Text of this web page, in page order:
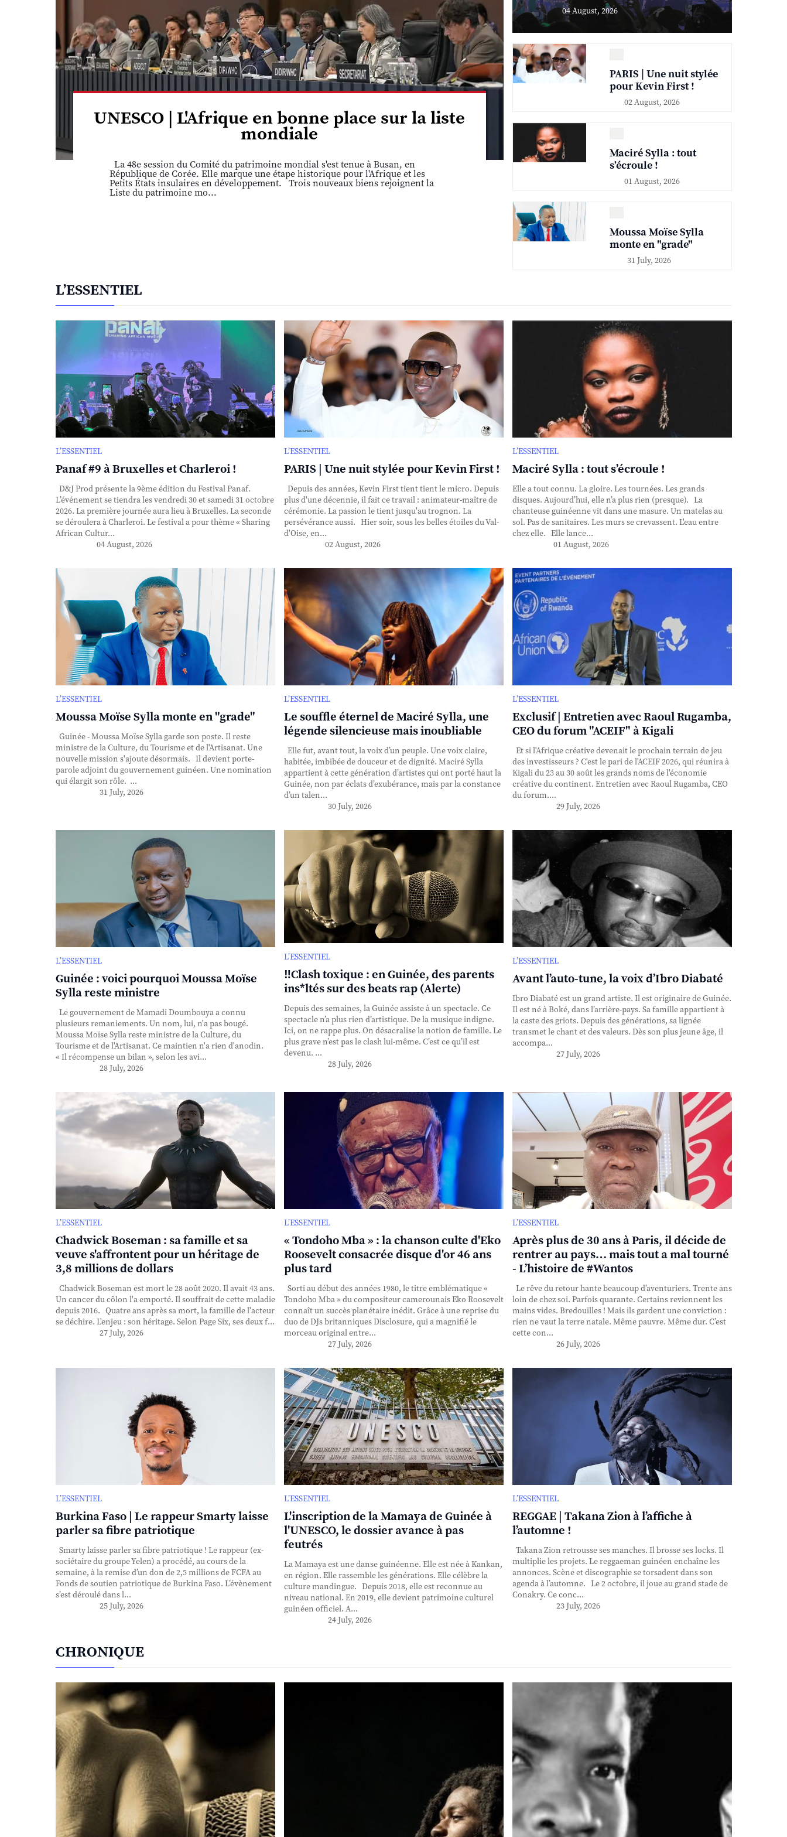
UNESCO | L'Afrique en bonne place sur la liste
mondiale
La 48e session du Comité du patrimoine mondial s'est tenue à Busan, en
République de Corée. Elle marque une étape historique pour l'Afrique et les
Petits États insulaires en développement. Trois nouveaux biens rejoignent la
Liste du patrimoine mo...
04 August, 2026
PARIS | Une nuit stylée
pour Kevin First !
02 August, 2026
Maciré Sylla : tout
s’écroule !
01 August, 2026
Moussa Moïse Sylla
monte en "grade"
31 July, 2026
L’ESSENTIEL
L’ESSENTIEL
Panaf #9 à Bruxelles et Charleroi !
D&J Prod présente la 9ème édition du Festival Panaf.
L’événement se tiendra les vendredi 30 et samedi 31 octobre
2026. La première journée aura lieu à Bruxelles. La seconde
se déroulera à Charleroi. Le festival a pour thème « Sharing
African Cultur...
04 August, 2026
L’ESSENTIEL
PARIS | Une nuit stylée pour Kevin First !
Depuis des années, Kevin First tient tient le micro. Depuis
plus d'une décennie, il fait ce travail : animateur-maître de
cérémonie. La passion le tient jusqu'au trognon. La
persévérance aussi. Hier soir, sous les belles étoiles du Val-
d'Oise, en...
02 August, 2026
L’ESSENTIEL
Maciré Sylla : tout s’écroule !
Elle a tout connu. La gloire. Les tournées. Les grands
disques. Aujourd’hui, elle n’a plus rien (presque). La
chanteuse guinéenne vit dans une masure. Un matelas au
sol. Pas de sanitaires. Les murs se crevassent. L'eau entre
chez elle. Elle lance...
01 August, 2026
L’ESSENTIEL
Moussa Moïse Sylla monte en "grade"
Guinée - Moussa Moïse Sylla garde son poste. Il reste
ministre de la Culture, du Tourisme et de l'Artisanat. Une
nouvelle mission s'ajoute désormais. Il devient porte-
parole adjoint du gouvernement guinéen. Une nomination
qui élargit son rôle. ...
31 July, 2026
L’ESSENTIEL
Le souffle éternel de Maciré Sylla, une
légende silencieuse mais inoubliable
Elle fut, avant tout, la voix d’un peuple. Une voix claire,
habitée, imbibée de douceur et de dignité. Maciré Sylla
appartient à cette génération d’artistes qui ont porté haut la
Guinée, non par éclats d’exubérance, mais par la constance
d’un talen...
30 July, 2026
L’ESSENTIEL
Exclusif | Entretien avec Raoul Rugamba,
CEO du forum "ACEIF" à Kigali
Et si l'Afrique créative devenait le prochain terrain de jeu
des investisseurs ? C'est le pari de l'ACEIF 2026, qui réunira à
Kigali du 23 au 30 août les grands noms de l'économie
créative du continent. Entretien avec Raoul Rugamba, CEO
du forum....
29 July, 2026
L’ESSENTIEL
Guinée : voici pourquoi Moussa Moïse
Sylla reste ministre
Le gouvernement de Mamadi Doumbouya a connu
plusieurs remaniements. Un nom, lui, n'a pas bougé.
Moussa Moïse Sylla reste ministre de la Culture, du
Tourisme et de l'Artisanat. Ce maintien n'a rien d'anodin.
« Il récompense un bilan », selon les avi...
28 July, 2026
L’ESSENTIEL
‼️Clash toxique : en Guinée, des parents
ins*ltés sur des beats rap (Alerte)
Depuis des semaines, la Guinée assiste à un spectacle. Ce
spectacle n’a plus rien d’artistique. De la musique indigne.
Ici, on ne rappe plus. On désacralise la notion de famille. Le
plus grave n’est pas le clash lui-même. C’est ce qu’il est
devenu. ...
28 July, 2026
L’ESSENTIEL
Avant l’auto-tune, la voix d’Ibro Diabaté
Ibro Diabaté est un grand artiste. Il est originaire de Guinée.
Il est né à Boké, dans l’arrière-pays. Sa famille appartient à
la caste des griots. Depuis des générations, sa lignée
transmet le chant et des valeurs. Dès son plus jeune âge, il
accompa...
27 July, 2026
L’ESSENTIEL
Chadwick Boseman : sa famille et sa
veuve s'affrontent pour un héritage de
3,8 millions de dollars
Chadwick Boseman est mort le 28 août 2020. Il avait 43 ans.
Un cancer du côlon l'a emporté. Il souffrait de cette maladie
depuis 2016. Quatre ans après sa mort, la famille de l'acteur
se déchire. L'enjeu : son héritage. Selon Page Six, ses deux f...
27 July, 2026
L’ESSENTIEL
« Tondoho Mba » : la chanson culte d'Eko
Roosevelt consacrée disque d'or 46 ans
plus tard
Sorti au début des années 1980, le titre emblématique «
Tondoho Mba » du compositeur camerounais Eko Roosevelt
connaît un succès planétaire inédit. Grâce à une reprise du
duo de DJs britanniques Disclosure, qui a magnifié le
morceau original entre...
27 July, 2026
L’ESSENTIEL
Après plus de 30 ans à Paris, il décide de
rentrer au pays… mais tout a mal tourné
- L’histoire de #Wantos
Le rêve du retour hante beaucoup d’aventuriers. Trente ans
loin de chez soi. Parfois quarante. Certains reviennent les
mains vides. Bredouilles ! Mais ils gardent une conviction :
rien ne vaut la terre natale. Même pauvre. Même dur. C’est
cette con...
26 July, 2026
L’ESSENTIEL
Burkina Faso | Le rappeur Smarty laisse
parler sa fibre patriotique
Smarty laisse parler sa fibre patriotique ! Le rappeur (ex-
sociétaire du groupe Yelen) a procédé, au cours de la
semaine, à la remise d’un don de 2,5 millions de FCFA au
Fonds de soutien patriotique de Burkina Faso. L’évènement
s’est déroulé dans l...
25 July, 2026
L’ESSENTIEL
L'inscription de la Mamaya de Guinée à
l'UNESCO, le dossier avance à pas
feutrés
La Mamaya est une danse guinéenne. Elle est née à Kankan,
en région. Elle rassemble les générations. Elle célèbre la
culture mandingue. Depuis 2018, elle est reconnue au
niveau national. En 2019, elle devient patrimoine culturel
guinéen officiel. A...
24 July, 2026
L’ESSENTIEL
REGGAE | Takana Zion à l’affiche à
l’automne !
Takana Zion retrousse ses manches. Il brosse ses locks. Il
multiplie les projets. Le reggaeman guinéen enchaîne les
annonces. Scène et discographie se torsadent dans son
agenda à l’automne. Le 2 octobre, il joue au grand stade de
Conakry. Ce conc...
23 July, 2026
CHRONIQUE